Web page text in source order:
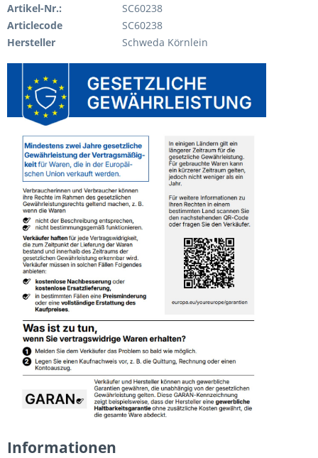
Artikel-Nr.:
SC60238
Articlecode
SC60238
Hersteller
Schweda Körnlein
Informationen